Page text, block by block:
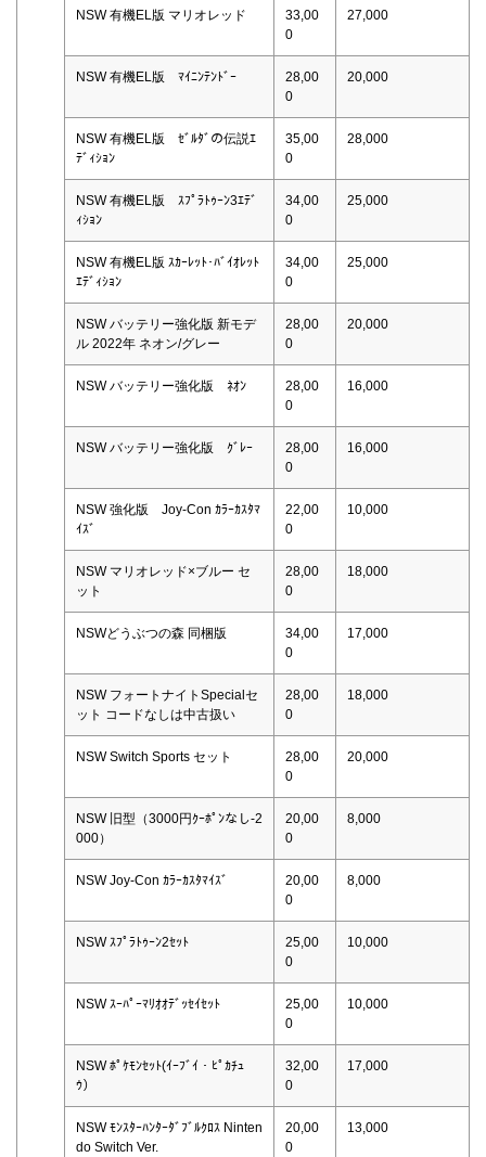
NSW 有機EL版 マリオレッド
33,00
0
27,000
NSW 有機EL版 ﾏｲﾆﾝﾃﾝﾄﾞｰ
28,00
0
20,000
NSW 有機EL版 ｾﾞﾙﾀﾞの伝説ｴ
ﾃﾞｨｼｮﾝ
35,00
0
28,000
NSW 有機EL版 ｽﾌﾟﾗﾄｩｰﾝ3ｴﾃﾞ
ｨｼｮﾝ
34,00
0
25,000
NSW 有機EL版 ｽｶｰﾚｯﾄ･ﾊﾞｲｵﾚｯﾄ
ｴﾃﾞｨｼｮﾝ
34,00
0
25,000
NSW バッテリー強化版 新モデ
ル 2022年 ネオン/グレー
28,00
0
20,000
NSW バッテリー強化版 ﾈｵﾝ
28,00
0
16,000
NSW バッテリー強化版 ｸﾞﾚｰ
28,00
0
16,000
NSW 強化版 Joy-Con ｶﾗｰｶｽﾀﾏ
ｲｽﾞ
22,00
0
10,000
NSW マリオレッド×ブルー セ
ット
28,00
0
18,000
NSWどうぶつの森 同梱版
34,00
0
17,000
NSW フォートナイトSpecialセ
ット コードなしは中古扱い
28,00
0
18,000
NSW Switch Sports セット
28,00
0
20,000
NSW 旧型（3000円ｸｰﾎﾟﾝなし-2
000）
20,00
0
8,000
NSW Joy-Con ｶﾗｰｶｽﾀﾏｲｽﾞ
20,00
0
8,000
NSW ｽﾌﾟﾗﾄｩｰﾝ2ｾｯﾄ
25,00
0
10,000
NSW ｽｰﾊﾟｰﾏﾘｵｵﾃﾞｯｾｲｾｯﾄ
25,00
0
10,000
NSW ﾎﾟｹﾓﾝｾｯﾄ(ｲｰﾌﾞｲ・ﾋﾟｶﾁｭ
ｳ）
32,00
0
17,000
NSW ﾓﾝｽﾀｰﾊﾝﾀｰﾀﾞﾌﾞﾙｸﾛｽ Ninten
do Switch Ver.
20,00
0
13,000